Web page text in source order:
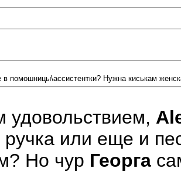
помошницы\ассистентки? Нужна киськам
ручка или еще и
Но чур Георга